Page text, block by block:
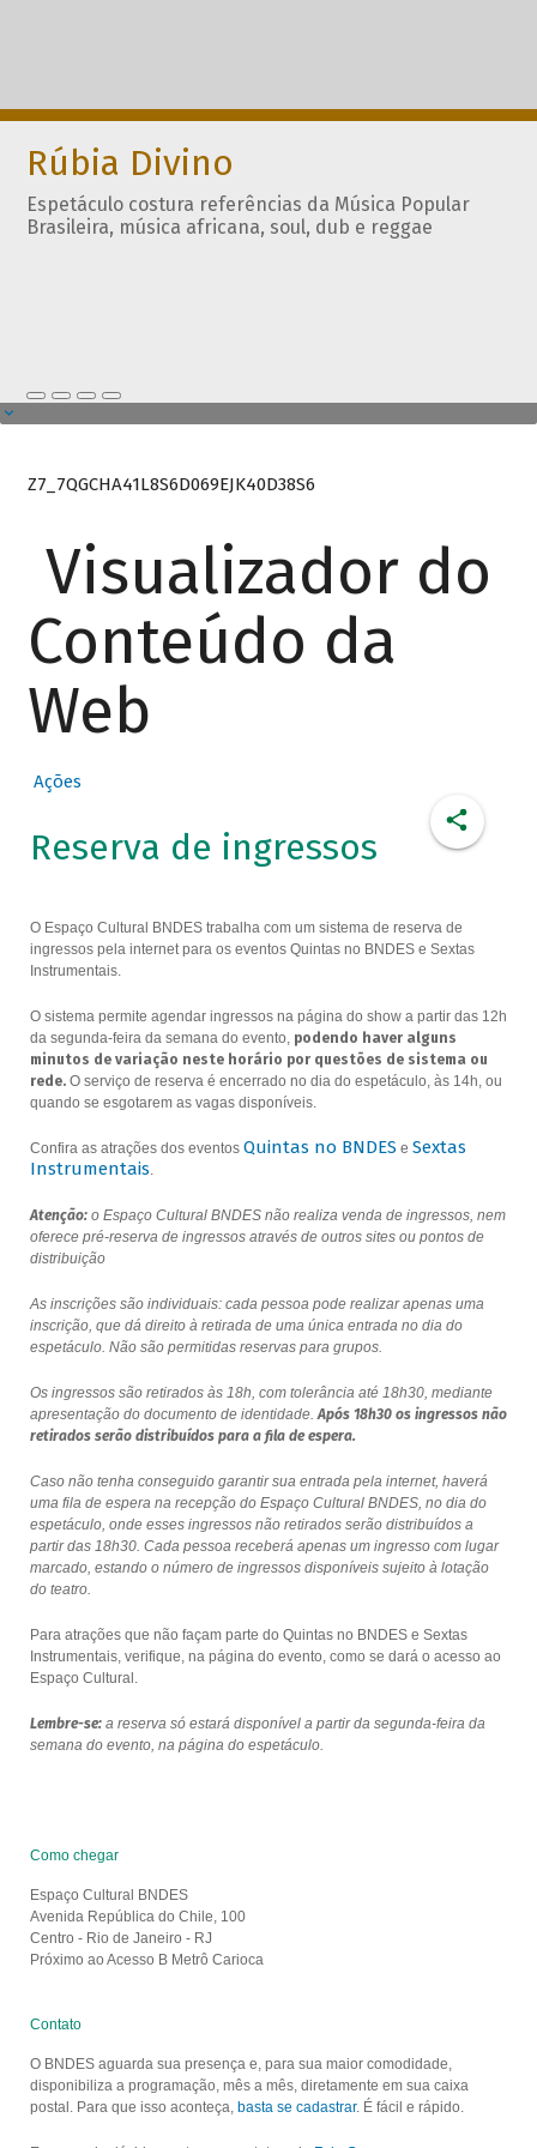
Rúbia Divino
Espetáculo costura referências da Música Popular
Brasileira, música africana, soul, dub e reggae
Z7_7QGCHA41L8S6D069EJK40D38S6
Visualizador do
Conteúdo da
Web
Ações
Reserva de ingressos
O Espaço Cultural BNDES trabalha com um sistema de reserva de
ingressos pela internet para os eventos Quintas no BNDES e Sextas
Instrumentais.
O sistema permite agendar ingressos na página do show a partir das 12h
da segunda-feira da semana do evento, podendo haver alguns
minutos de variação neste horário por questões de sistema ou
rede.O serviço de reserva é encerrado no dia do espetáculo, às 14h, ou
quando se esgotarem as vagas disponíveis.
Confira as atrações dos eventos Quintas no BNDES e Sextas
Instrumentais.
Atenção:o Espaço Cultural BNDES não realiza venda de ingressos, nem
oferece pré-reserva de ingressos através de outros sites ou pontos de
distribuição
As inscrições são individuais: cada pessoa pode realizar apenas uma
inscrição, que dá direito à retirada de uma única entrada no dia do
espetáculo. Não são permitidas reservas para grupos.
Os ingressos são retirados às 18h, com tolerância até 18h30, mediante
apresentação do documento de identidade.Após 18h30 os ingressos não
retirados serão distribuídos para a fila de espera.
Caso não tenha conseguido garantir sua entrada pela internet, haverá
uma fila de espera na recepção do Espaço Cultural BNDES, no dia do
espetáculo, onde esses ingressos não retirados serão distribuídos a
partir das 18h30. Cada pessoa receberá apenas um ingresso com lugar
marcado, estando o número de ingressos disponíveis sujeito à lotação
do teatro.
Para atrações que não façam parte do Quintas no BNDES e Sextas
Instrumentais, verifique, na página do evento, como se dará o acesso ao
Espaço Cultural.
Lembre-se:a reserva só estará disponível a partir da segunda-feira da
semana do evento, na página do espetáculo.
Como chegar
Espaço Cultural BNDES
Avenida República do Chile, 100
Centro - Rio de Janeiro - RJ
Próximo ao Acesso B Metrô Carioca
Contato
O BNDES aguarda sua presença e, para sua maior comodidade,
disponibiliza a programação, mês a mês, diretamente em sua caixa
postal. Para que isso aconteça, basta se cadastrar. É fácil e rápido.